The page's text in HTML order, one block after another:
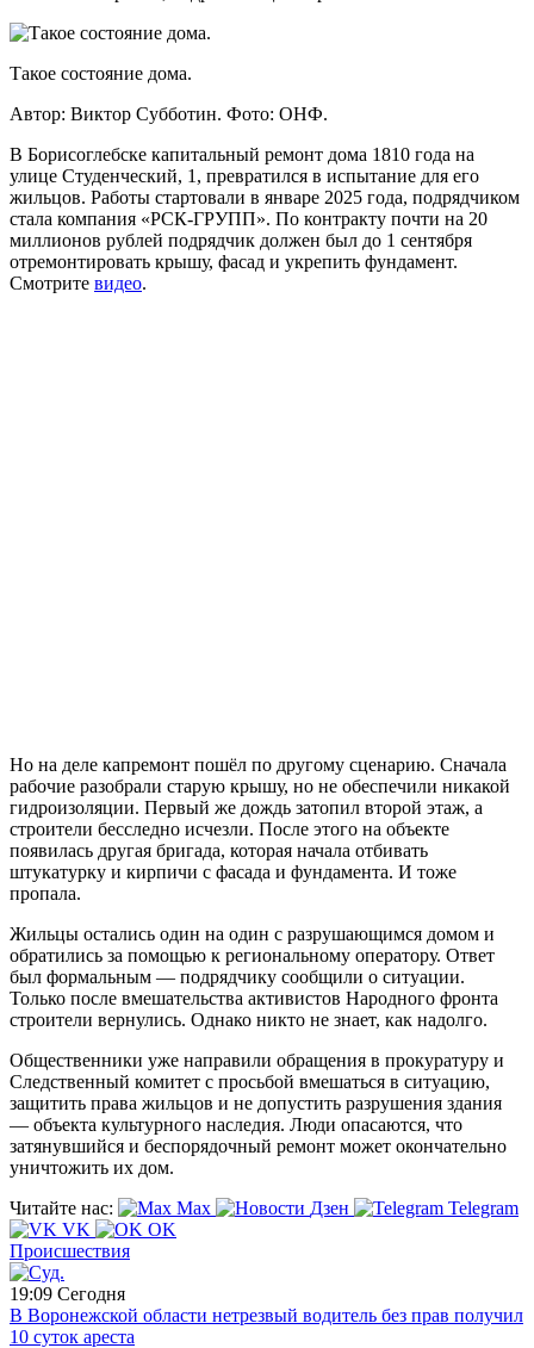
Такое состояние дома.
Автор: Виктор Субботин. Фото: ОНФ.
В Борисоглебске капитальный ремонт дома 1810 года на
улице Студенческий, 1, превратился в испытание для его
жильцов. Работы стартовали в январе 2025 года, подрядчиком
стала компания «РСК-ГРУПП». По контракту почти на 20
миллионов рублей подрядчик должен был до 1 сентября
отремонтировать крышу, фасад и укрепить фундамент.
Смотрите видео.
Но на деле капремонт пошёл по другому сценарию. Сначала
рабочие разобрали старую крышу, но не обеспечили никакой
гидроизоляции. Первый же дождь затопил второй этаж, а
строители бесследно исчезли. После этого на объекте
появилась другая бригада, которая начала отбивать
штукатурку и кирпичи с фасада и фундамента. И тоже
пропала.
Жильцы остались один на один с разрушающимся домом и
обратились за помощью к региональному оператору. Ответ
был формальным — подрядчику сообщили о ситуации.
Только после вмешательства активистов Народного фронта
строители вернулись. Однако никто не знает, как надолго.
Общественники уже направили обращения в прокуратуру и
Следственный комитет с просьбой вмешаться в ситуацию,
защитить права жильцов и не допустить разрушения здания
— объекта культурного наследия. Люди опасаются, что
затянувшийся и беспорядочный ремонт может окончательно
уничтожить их дом.
Читайте нас:
Max Дзен
Telegram
VK
OK
Происшествия
19:09 Сегодня
В Воронежской области нетрезвый водитель без прав получил
10 суток ареста